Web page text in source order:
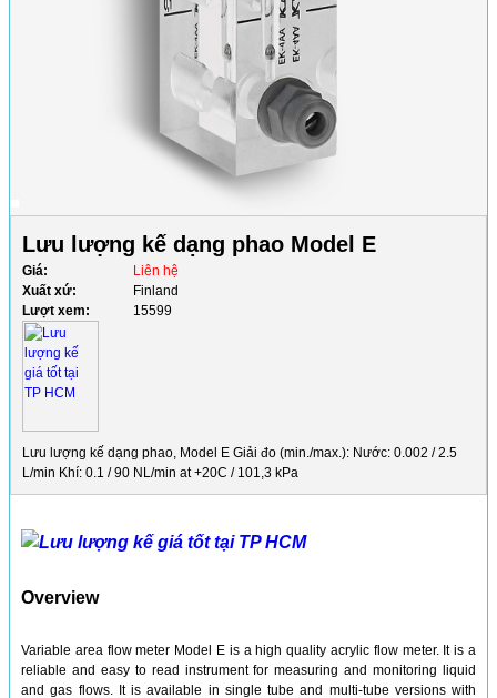
Lưu lượng kế dạng phao Model E
Giá:
Liên hệ
Xuất xứ:
Finland
Lượt xem:
15599
Lưu lượng kế dạng phao, Model E Giải đo (min./max.): Nước: 0.002 / 2.5
L/min Khí: 0.1 / 90 NL/min at +20C / 101,3 kPa
Overview
Variable area flow meter Model E is a high quality acrylic flow meter. It is a
reliable and easy to read instrument for measuring and monitoring liquid
and gas flows. It is available in single tube and multi-tube versions with